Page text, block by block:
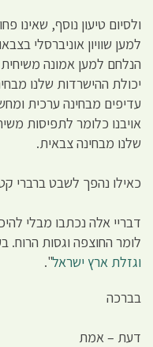
ולסיום טיעון נוסף, שאינו
למען שוויון אוניברסלי
הנלחם למען אמונה
יכולת ההישרדות שלנו
עדיפים מבחינה ערכית
אויבנו כלומר לתפיסות
שלנו מבחינה צבאית.
כאילו נהפך לשבט ברברי
דבריי אלה נכתבו מבלי
לומר החוצפה וגסות הרוח.
וגזלת ארץ ישראל".
בברכה
דעת – אמת